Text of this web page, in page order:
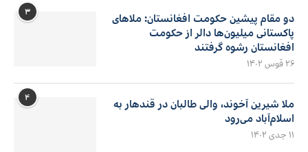
۳
دو مقام پیشین حکومت افغانستان: ملاهای
پاکستانی میلیون‌ها دالر از حکومت
افغانستان رشوه گرفتند
۲۶ قوس ۱۴۰۲
۴
ملا شیرین آخوند، والی طالبان در قندهار به
اسلام‌آباد می‌رود
۱۱ جدی ۱۴۰۲